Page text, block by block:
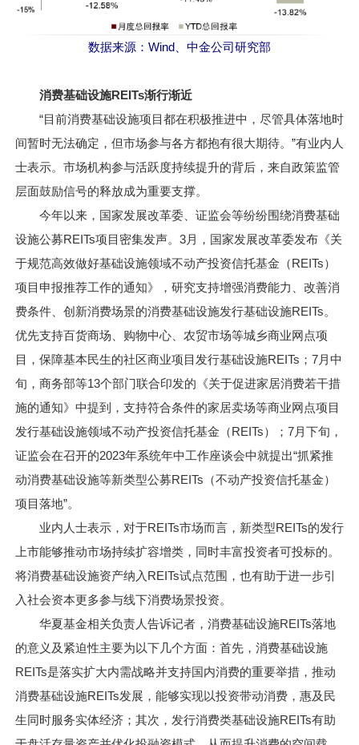
数据来源：Wind、中金公司研究部
消费基础设施REITs渐行渐近
“目前消费基础设施项目都在积极推进中，尽管具体落地时
间暂时无法确定，但市场参与各方都抱有很大期待。”有业内人
士表示。市场机构参与活跃度持续提升的背后，来自政策监管
层面鼓励信号的释放成为重要支撑。
今年以来，国家发展改革委、证监会等纷纷围绕消费基础
设施公募REITs项目密集发声。3月，国家发展改革委发布《关
于规范高效做好基础设施领域不动产投资信托基金（REITs）
项目申报推荐工作的通知》，研究支持增强消费能力、改善消
费条件、创新消费场景的消费基础设施发行基础设施REITs。
优先支持百货商场、购物中心、农贸市场等城乡商业网点项
目，保障基本民生的社区商业项目发行基础设施REITs；7月中
旬，商务部等13个部门联合印发的《关于促进家居消费若干措
施的通知》中提到，支持符合条件的家居卖场等商业网点项目
发行基础设施领域不动产投资信托基金（REITs）；7月下旬，
证监会在召开的2023年系统年中工作座谈会中就提出“抓紧推
动消费基础设施等新类型公募REITs（不动产投资信托基金）
项目落地”。
业内人士表示，对于REITs市场而言，新类型REITs的发行
上市能够推动市场持续扩容增类，同时丰富投资者可投标的。
将消费基础设施资产纳入REITs试点范围，也有助于进一步引
入社会资本更多参与线下消费场景投资。
华夏基金相关负责人告诉记者，消费基础设施REITs落地
的意义及紧迫性主要为以下几个方面：首先，消费基础设施
REITs是落实扩大内需战略并支持国内消费的重要举措，推动
消费基础设施REITs发展，能够实现以投资带动消费，惠及民
生同时服务实体经济；其次，发行消费类基础设施REITs有助